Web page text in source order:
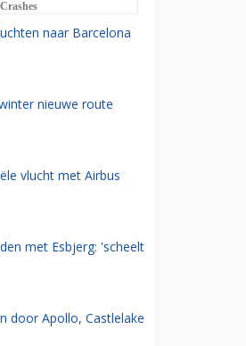
Crashes
naar Barcelona
nieuwe route
vlucht met Airbus
met Esbjerg: 'scheelt
door Apollo, Castlelake